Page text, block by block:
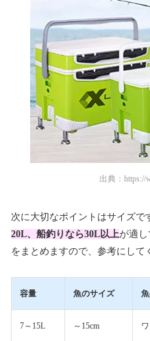
出典： https://
次に大切なポイントはサイズで
20L、船釣りなら30L以上が適
をまとめますので、参考にして
容量 魚のサイズ
7～15L ～15cm